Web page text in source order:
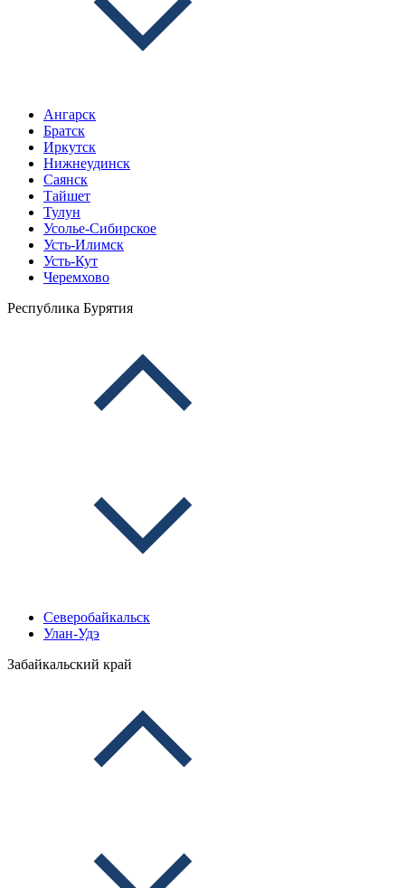
Ангарск
Братск
Иркутск
Нижнеудинск
Саянск
Тайшет
Тулун
Усолье-Сибирское
Усть-Илимск
Усть-Кут
Черемхово
Республика Бурятия
Северобайкальск
Улан-Удэ
Забайкальский край